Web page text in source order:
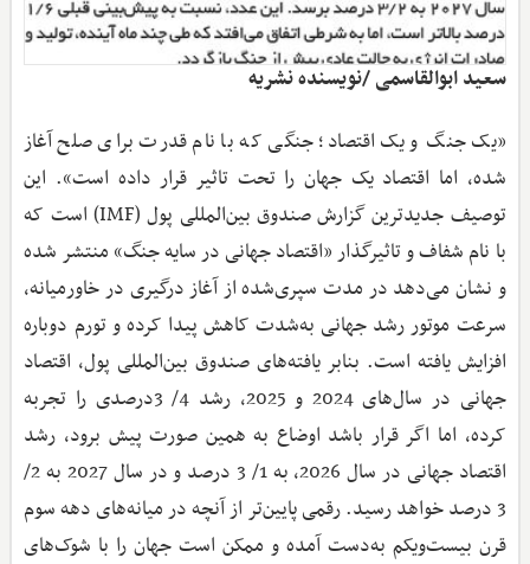
سعید ابوالقاسمی /نویسنده نشریه
«یک جنگ و یک اقتصاد؛ جنگی که با نام قدرت برای صلح آغاز
شده، اما اقتصاد یک جهان را تحت تاثیر قرار داده است». این
توصیف جدیدترین گزارش صندوق بین‌المللی پول (IMF) است که
با نام شفاف و تاثیرگذار «اقتصاد جهانی در سایه جنگ» منتشر شده
و نشان می‌دهد در مدت سپری‌شده از آغاز درگیری در خاورمیانه،
سرعت موتور رشد جهانی به‌شدت کاهش پیدا کرده و تورم دوباره
افزایش یافته است. بنابر یافته‌های صندوق بین‌المللی پول، اقتصاد
جهانی در سال‌های 2024 و 2025، رشد 4/ 3درصدی را تجربه
کرده، اما اگر قرار باشد اوضاع به همین صورت پیش برود، رشد
اقتصاد جهانی در سال 2026، به 1/ 3 درصد و در سال 2027 به 2/
3 درصد خواهد رسید. رقمی پایین‌تر از آنچه در میانه‌های دهه سوم
قرن بیست‌ویکم به‌دست آمده و ممکن است جهان را با شوک‌های